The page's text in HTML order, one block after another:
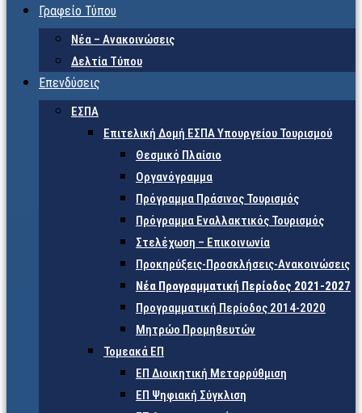
Γραφείο Τύπου
Νέα – Ανακοινώσεις
Δελτία Τύπου
Επενδύσεις
ΕΣΠΑ
Επιτελική Δομή ΕΣΠΑ Υπουργείου Τουρισμού
Θεσμικό Πλαίσιο
Οργανόγραμμα
Πρόγραμμα Πράσινος Τουρισμός
Πρόγραμμα Εναλλακτικός Τουρισμός
Στελέχωση – Επικοινωνία
Προκηρύξεις-Προσκλήσεις-Ανακοινώσεις
Νέα Προγραμματική Περίοδος 2021-2027
Προγραμματική Περίοδος 2014-2020
Μητρώο Προμηθευτών
Τομεακά ΕΠ
ΕΠ Διοικητική Μεταρρύθμιση
ΕΠ Ψηφιακή Σύγκλιση